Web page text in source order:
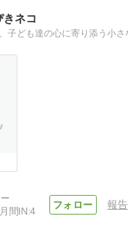
きネコ
子ども達の心に寄り添う小さ
月間IN:4
報告